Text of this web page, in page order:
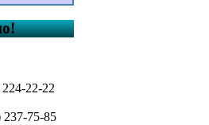
22-22
75-85